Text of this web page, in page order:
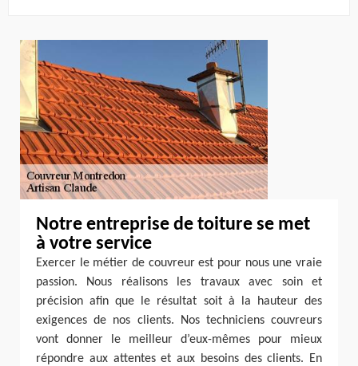
Notre entreprise de toiture se met
à votre service
Exercer le métier de couvreur est pour nous une vraie
passion. Nous réalisons les travaux avec soin et
précision afin que le résultat soit à la hauteur des
exigences de nos clients. Nos techniciens couvreurs
vont donner le meilleur d’eux-mêmes pour mieux
répondre aux attentes et aux besoins des clients. En